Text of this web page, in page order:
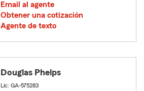
Email al agente
Obtener una cotización
Agente de texto
Douglas Phelps
Lic: GA-575283